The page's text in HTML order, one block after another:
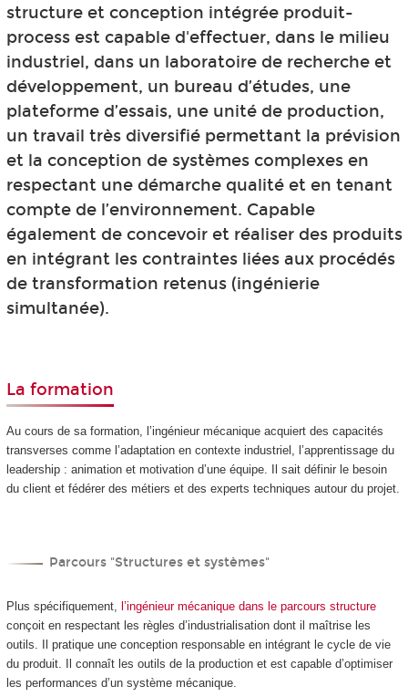
structure et conception intégrée produit-
process est capable d'effectuer, dans le milieu
industriel, dans un laboratoire de recherche et
développement, un bureau d’études, une
plateforme d’essais, une unité de production,
un travail très diversifié permettant la prévision
et la conception de systèmes complexes en
respectant une démarche qualité et en tenant
compte de l’environnement. Capable
également de concevoir et réaliser des produits
en intégrant les contraintes liées aux procédés
de transformation retenus (ingénierie
simultanée).
La formation
Au cours de sa formation, l’ingénieur mécanique acquiert des capacités
transverses comme l’adaptation en contexte industriel, l’apprentissage du
leadership : animation et motivation d’une équipe. Il sait définir le besoin
du client et fédérer des métiers et des experts techniques autour du projet.
Parcours "Structures et systèmes"
Plus spécifiquement, l’ingénieur mécanique dans le parcours structure
conçoit en respectant les règles d’industrialisation dont il maîtrise les
outils. Il pratique une conception responsable en intégrant le cycle de vie
du produit. Il connaît les outils de la production et est capable d’optimiser
les performances d’un système mécanique.